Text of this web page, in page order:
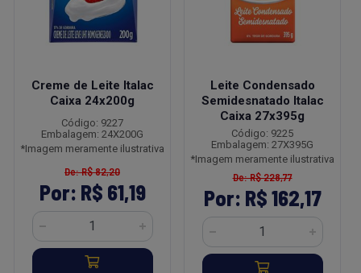
Creme de Leite Italac
Caixa 24x200g
Código: 9227
Embalagem: 24X200G
*Imagem meramente ilustrativa
De: R$ 82,20
Por: R$ 61,19
Leite Condensado
Semidesnatado Italac
Caixa 27x395g
Código: 9225
Embalagem: 27X395G
*Imagem meramente ilustrativa
De: R$ 228,77
Por: R$ 162,17